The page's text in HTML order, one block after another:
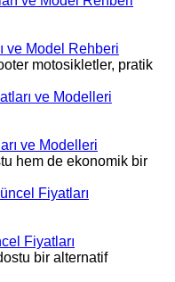
ve Model Rehberi
motosikletler, pratik
ve Modelleri
hem de ekonomik bir
Fiyatları
bir alternatif